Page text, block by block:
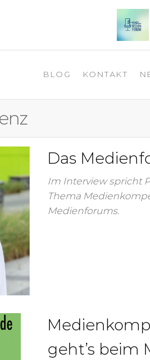
BLOG KONTAKT
Das
Im Interview spricht
Thema
Medienforums.
geht’s beim